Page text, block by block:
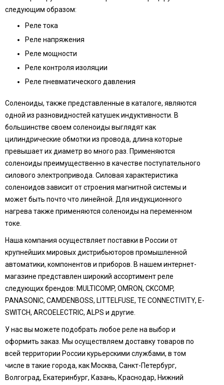
следующим образом:
Реле тока
Реле напряжения
Реле мощности
Реле контроля изоляции
Реле пневматического давления
Соленоиды, также представленные в каталоге, являются
одной из разновидностей катушек индуктивности. В
большинстве своем соленоиды выглядят как
цилиндрические обмотки из провода, длина которые
превышает их диаметр во много раз. Применяются
соленоиды преимущественно в качестве поступательного
силового электропривода. Силовая характеристика
соленоидов зависит от строения магнитной системы и
может быть почто что линейной. Для индукционного
нагрева также применяются соленоиды на переменном
токе.
Наша компания осуществляет поставки в России от
крупнейших мировых дистрибьюторов промышленной
автоматики, компонентов и приборов. В нашем интернет-
магазине представлен широкий ассортимент реле
следующих брендов: MULTICOMP, OMRON, CKCOMP,
PANASONIC, CAMDENBOSS, LITTELFUSE, TE CONNECTIVITY, E-
SWITCH, ARCOELECTRIC, ALPS и другие.
У нас вы можете подобрать любое реле на выбор и
оформить заказ. Мы осуществляем доставку товаров по
всей территории России курьерскими службами, в том
числе в такие города, как Москва, Санкт-Петербург,
Волгоград, Екатеринбург, Казань, Краснодар, Нижний